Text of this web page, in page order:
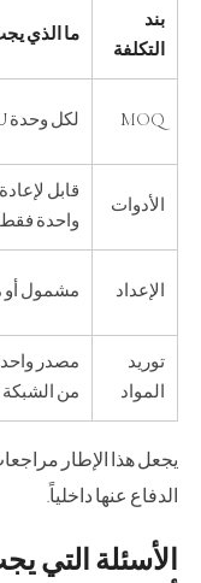
بند
التكلفة
ما الذي
MOQ لكل وحدة SKU أو طلب مجمع
الأدوات
قابل
واحدة فقط
الإعداد مشمول
توريد
المواد
مصدر واحد
من الشبكة
يجعل هذا الإطار
الدفاع عنها داخلياً.
الأسئلة التي